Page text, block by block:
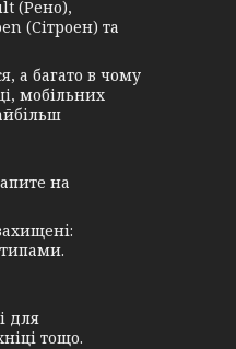
(Рено),
(Сітроен) та
а багато в чому
мобільних
на
для
тощо.